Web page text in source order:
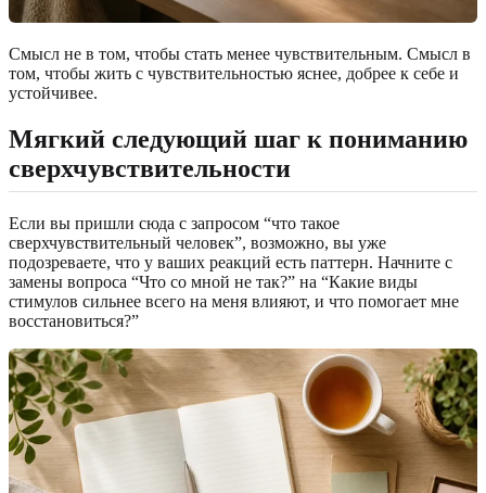
Смысл не в том, чтобы стать менее чувствительным. Смысл в
том, чтобы жить с чувствительностью яснее, добрее к себе и
устойчивее.
Мягкий следующий шаг к пониманию
сверхчувствительности
Если вы пришли сюда с запросом “что такое
сверхчувствительный человек”, возможно, вы уже
подозреваете, что у ваших реакций есть паттерн. Начните с
замены вопроса “Что со мной не так?” на “Какие виды
стимулов сильнее всего на меня влияют, и что помогает мне
восстановиться?”